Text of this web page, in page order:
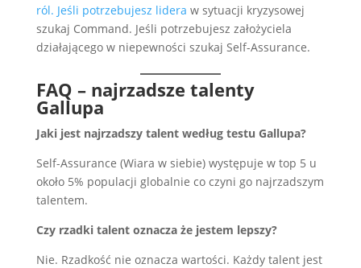
ról. Jeśli potrzebujesz lidera w sytuacji kryzysowej
szukaj Command. Jeśli potrzebujesz założyciela
działającego w niepewności szukaj Self-Assurance.
FAQ – najrzadsze talenty
Gallupa
Jaki jest najrzadszy talent według testu Gallupa?
Self-Assurance (Wiara w siebie) występuje w top 5 u
około 5% populacji globalnie co czyni go najrzadszym
talentem.
Czy rzadki talent oznacza że jestem lepszy?
Nie. Rzadkość nie oznacza wartości. Każdy talent jest